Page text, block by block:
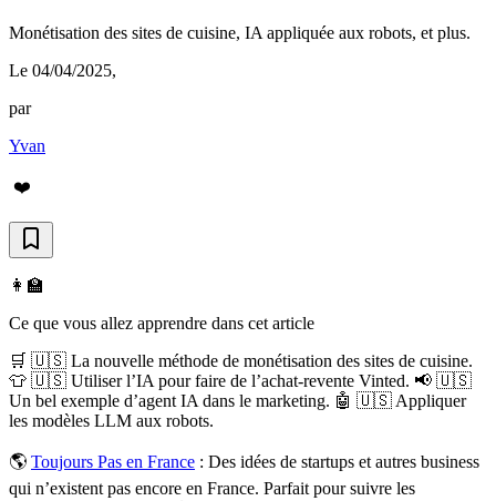
Monétisation des sites de cuisine, IA appliquée aux robots, et plus.
Le 04/04/2025,
par
Yvan
❤️
👩‍🏫
Ce que vous allez apprendre dans cet article
🛒 🇺🇸 La nouvelle méthode de monétisation des sites de cuisine.
👕 🇺🇸 Utiliser l’IA pour faire de l’achat-revente Vinted. 📢 🇺🇸
Un bel exemple d’agent IA dans le marketing. 🤖 🇺🇸 Appliquer
les modèles LLM aux robots.
🌎 Toujours Pas en France : Des idées de startups et autres business
qui n’existent pas encore en France. Parfait pour suivre les